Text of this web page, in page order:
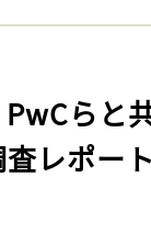
PwCらと
レポー